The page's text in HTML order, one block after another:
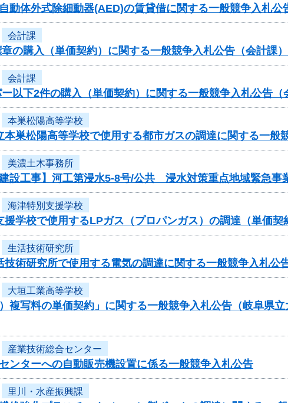
動体外式除細動器(AED)の賃貸借に関する一般競争入札公
会計課
の購入（単価契約）に関する一般競争入札公告（会計課）
会計課
以下2件の購入（単価契約）に関する一般競争入札公告（
本巣松陽高等学校
巣松陽高等学校で使用する都市ガスの調達に関する一般
美濃土木事務所
建設工事】河工第浸水5-8号/公共 浸水対策重点地域緊急事
海津特別支援学校
援学校で使用するLPガス（プロパンガス）の調達（単価
生活技術研究所
技術研究所で使用する電気の調達に関する一般競争入札公
大垣工業高等学校
複写料の単価契約」に関する一般競争入札公告（岐阜県
産業技術総合センター
ンターへの自動販売機設置に係る一般競争入札公告
里川・水産振興課